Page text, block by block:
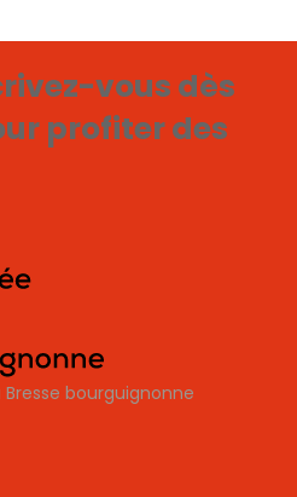
vous dès
profiter des
bourguignonne